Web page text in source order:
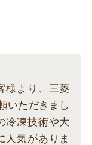
様より、三菱
いただきまし
冷凍技術や大
人気がありま